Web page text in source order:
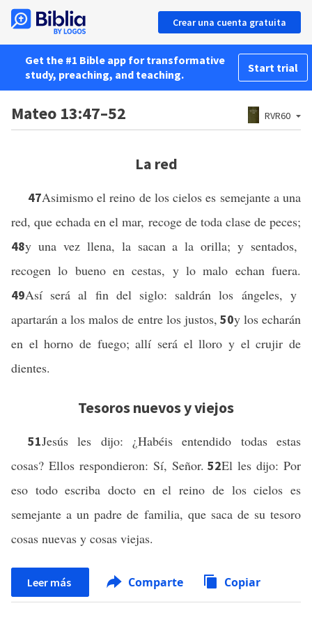
Crear una cuenta gratuita
Get the #1 Bible app for transformative
study, preaching, and teaching.
Start trial
Mateo 13:47–52 RVR60
La red
47Asimismo el reino de los cielos es semejante a una
red, que echada en el mar, recoge de toda clase de peces;
48y una vez llena, la sacan a la orilla; y sentados,
recogen lo bueno en cestas, y lo malo echan fuera.
49Así será al fin del siglo: saldrán los ángeles, y
apartarán a los malos de entre los justos, 50y los echarán
en el horno de fuego; allí será el lloro y el crujir de
dientes.
Tesoros nuevos y viejos
51Jesús les dijo: ¿Habéis entendido todas estas
cosas? Ellos respondieron: Sí, Señor. 52El les dijo: Por
eso todo escriba docto en el reino de los cielos es
semejante a un padre de familia, que saca de su tesoro
cosas nuevas y cosas viejas.
Leer más Comparte Copiar